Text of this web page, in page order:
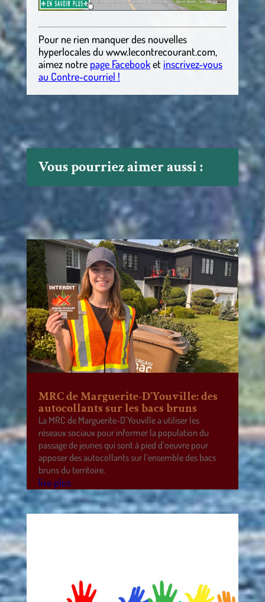
Pour ne rien manquer des nouvelles
hyperlocalesdu www.lecontrecourant.com,
aimez notre page Facebooket inscrivez-vous
au Contre-courriel !
Vous pourriez aimer aussi :
MRC de Marguerite-D’Youville: des
autocollants sur les bacs bruns
La MRC de Marguerite-D’Youville a utiliser les
réseaux sociaux pour informer la population du
passage de jeunes qui sont à pied d’oeuvre pour
apposer des autocollants sur l’ensemble des bacs
bruns du territoire.
lire plus